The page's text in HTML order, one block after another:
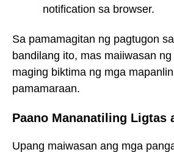
notification sa browser.
Sa pamamagitan ng pagtugon
bandilang ito, mas maiiwasan
maging biktima ng mga
pamamaraan.
Paano Mananatiling Ligtas
Upang maiwasan ang mga